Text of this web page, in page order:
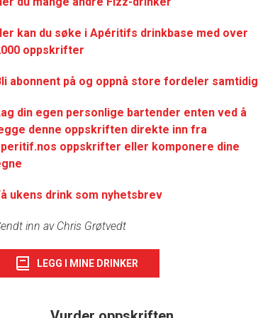
kan du søke i Apéritifs drinkbase med over
oppskrifter
abonnent på og oppnå store fordeler samtidig
din egen personlige bartender enten ved å
denne oppskriften direkte inn fra
oppskrifter eller komponere dine
ukens drink som nyhetsbrev
inn av Chris Grøtvedt
LEGG I MINE DRINKER